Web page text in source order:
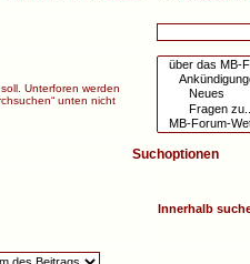
Unterforen werden
unten nicht
Suchoptionen
Innerhalb